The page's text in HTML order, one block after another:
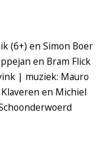
(6+) en Simon Boer
en Bram Flick
| muziek: Mauro
en Michiel